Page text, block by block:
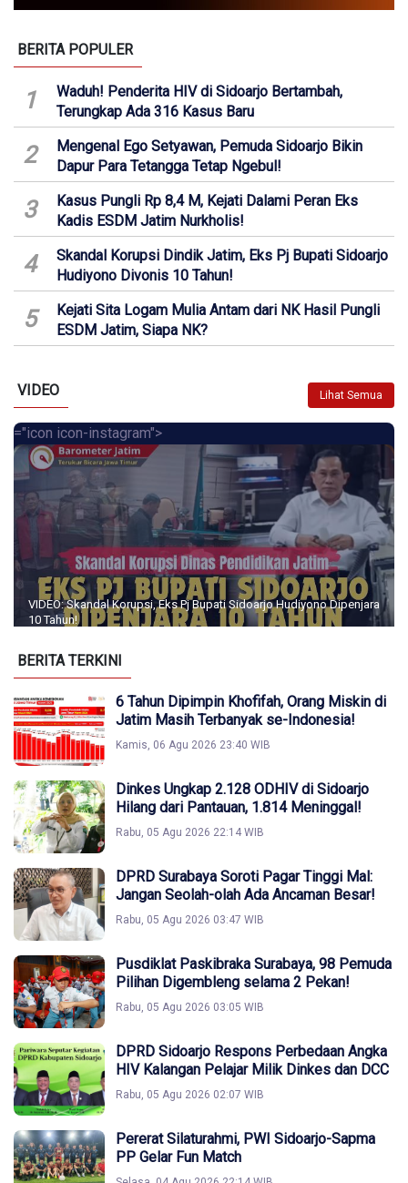
BERITA POPULER
1
Waduh! Penderita HIV di Sidoarjo Bertambah,
Terungkap Ada 316 Kasus Baru
2
Mengenal Ego Setyawan, Pemuda Sidoarjo Bikin
Dapur Para Tetangga Tetap Ngebul!
3
Kasus Pungli Rp 8,4 M, Kejati Dalami Peran Eks
Kadis ESDM Jatim Nurkholis!
4
Skandal Korupsi Dindik Jatim, Eks Pj Bupati Sidoarjo
Hudiyono Divonis 10 Tahun!
5
Kejati Sita Logam Mulia Antam dari NK Hasil Pungli
ESDM Jatim, Siapa NK?
VIDEO Lihat Semua
="icon icon-instagram">
VIDEO: Skandal Korupsi, Eks Pj Bupati Sidoarjo Hudiyono Dipenjara
10 Tahun!
BERITA TERKINI
6 Tahun Dipimpin Khofifah, Orang Miskin di
Jatim Masih Terbanyak se-Indonesia!
Kamis, 06 Agu 2026 23:40 WIB
Dinkes Ungkap 2.128 ODHIV di Sidoarjo
Hilang dari Pantauan, 1.814 Meninggal!
Rabu, 05 Agu 2026 22:14 WIB
DPRD Surabaya Soroti Pagar Tinggi Mal:
Jangan Seolah-olah Ada Ancaman Besar!
Rabu, 05 Agu 2026 03:47 WIB
Pusdiklat Paskibraka Surabaya, 98 Pemuda
Pilihan Digembleng selama 2 Pekan!
Rabu, 05 Agu 2026 03:05 WIB
DPRD Sidoarjo Respons Perbedaan Angka
HIV Kalangan Pelajar Milik Dinkes dan DCC
Rabu, 05 Agu 2026 02:07 WIB
Pererat Silaturahmi, PWI Sidoarjo-Sapma
PP Gelar Fun Match